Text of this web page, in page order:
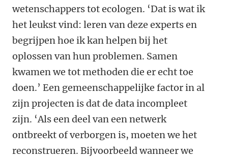
wetenschappers tot ecologen. ‘Dat is wat ik
het leukst vind: leren van deze experts en
begrijpen hoe ik kan helpen bij het
oplossen van hun problemen. Samen
kwamen we tot methoden die er echt toe
doen.’ Een gemeenschappelijke factor in al
zijn projecten is dat de data incompleet
zijn. ‘Als een deel van een netwerk
ontbreekt of verborgen is, moeten we het
reconstrueren. Bijvoorbeeld wanneer we